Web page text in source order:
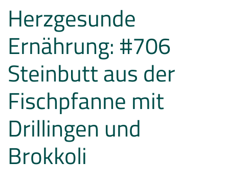
Herzgesunde
Ernährung: #706
Steinbutt aus der
Fischpfanne mit
Drillingen und
Brokkoli